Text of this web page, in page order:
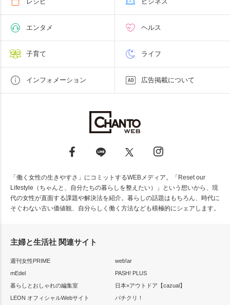
エンタメ ヘルス
子育て ライフ
インフォメーション 広告掲載について
「働く女性の生きやすさ」にコミットするWEBメディア。「Reset our
Lifestyle（ちゃんと、自分たちの暮らしを整えたい）」という想いから、現
代の女性が直面する課題や解決法を紹介。暮らしの話題はもちろん、時代に
そぐわない古い価値観、自分らしく働く方法なども積極的にシェアします。
主婦と生活社 関連サイト
週刊女性PRIME
web!ar
mEdel
PASH! PLUS
暮らしとおしゃれの編集室
日本×アウトドア【cazual】
LEON オフィシャルWebサイト
パチクリ！